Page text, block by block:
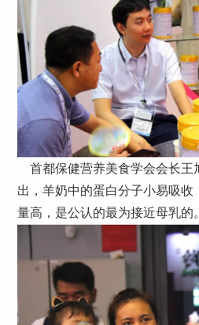
首都保健营养美食学会会长王
出，羊奶中的蛋白分子小易吸收
量高，是公认的最为接近母乳的。